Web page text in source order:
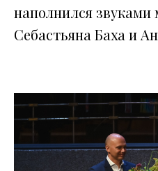
наполнился
Себастьяна Баха и